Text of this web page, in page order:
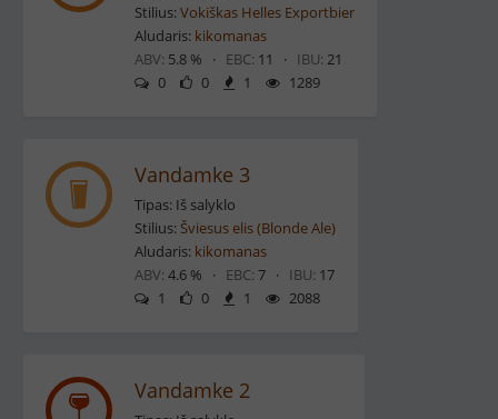
Stilius:Vokiškas Helles Exportbier
Aludaris: kikomanas
ABV: 5.8 % · EBC: 11 · IBU: 21
0
0 1 1289
Vandamke 3
Tipas: Iš salyklo
Stilius: Šviesus elis (Blonde Ale)
Aludaris: kikomanas
ABV: 4.6 % · EBC: 7 · IBU: 17
1
0 1 2088
Vandamke 2